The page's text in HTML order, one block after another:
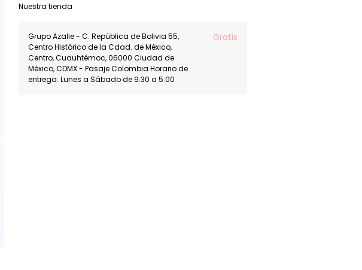
Nuestra tienda
Grupo Azalie - C. República de Bolivia 55,
Centro Histórico de la Cdad. de México,
Centro, Cuauhtémoc, 06000 Ciudad de
México, CDMX - Pasaje Colombia Horario de
entrega: Lunes a Sábado de 9:30 a 5:00
Gratis